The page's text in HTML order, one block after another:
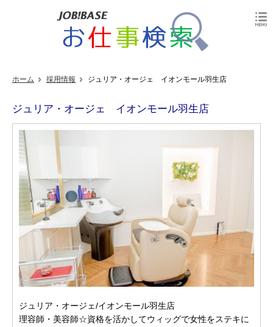
ホーム 採用情報 ジュリア・オージェ イオンモール羽生店
ジュリア・オージェ イオンモール羽生店
ジュリア・オージェ/イオンモール羽生店
理容師・美容師☆資格を活かしてウィッグで女性をステキに